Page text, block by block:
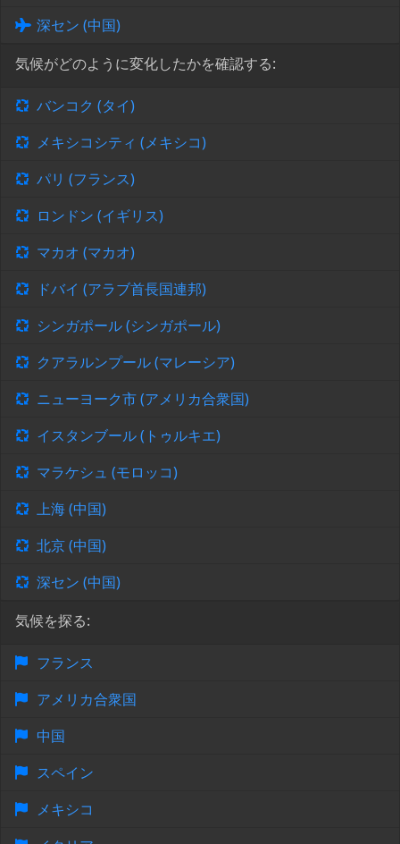
深セン (中国)
気候がどのように変化したかを確認する:
バンコク (タイ)
メキシコシティ (メキシコ)
パリ (フランス)
ロンドン (イギリス)
マカオ (マカオ)
ドバイ (アラブ首長国連邦)
シンガポール (シンガポール)
クアラルンプール (マレーシア)
ニューヨーク市 (アメリカ合衆国)
イスタンブール (トゥルキエ)
マラケシュ (モロッコ)
上海 (中国)
北京 (中国)
深セン (中国)
気候を探る:
フランス
アメリカ合衆国
中国
スペイン
メキシコ